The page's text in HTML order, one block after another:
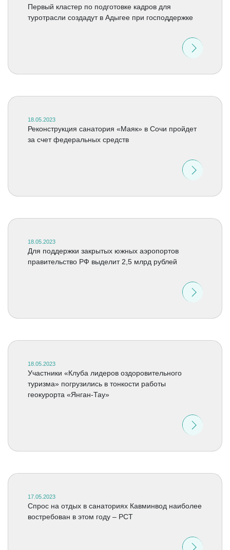
Первый кластер по подготовке кадров для
туротрасли создадут в Адыгее при господдержке
18.05.2023
Реконструкция санатория «Маяк» в Сочи пройдет
за счет федеральных средств
18.05.2023
Для поддержки закрытых южных аэропортов
правительство РФ выделит 2,5 млрд рублей
18.05.2023
Участники «Клуба лидеров оздоровительного
туризма» погрузились в тонкости работы
геокурорта «Янган-Тау»
17.05.2023
Спрос на отдых в санаториях Кавминвод наиболее
востребован в этом году – РСТ